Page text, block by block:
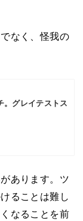
なく、怪我の
。グレイテストス
あります。ツ
ることは難し
なることを前